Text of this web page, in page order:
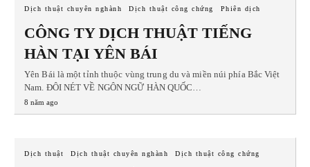
Dịch thuật chuyên nghành Dịch thuật công chứng Phiên dịch
CÔNG TY DỊCH THUẬT TIẾNG
HÀN TẠI YÊN BÁI
Yên Bái là một tỉnh thuộc vùng trung du và miền núi phía Bắc Việt
Nam. ĐÔI NÉT VỀ NGÔN NGỮ HÀN QUỐC…
8 năm ago
Dịch thuật Dịch thuật chuyên nghành Dịch thuật công chứng